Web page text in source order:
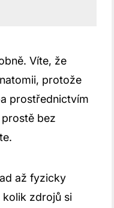
Víte, že
protože
prostřednictvím
bez
až fyzicky
kolik zdrojů si